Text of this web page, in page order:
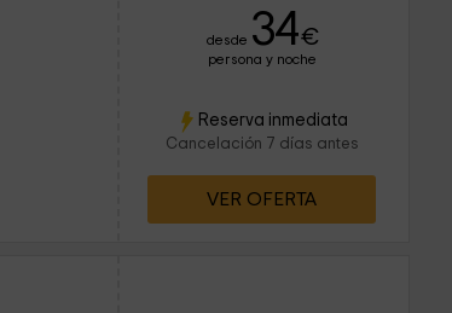
desde 34€
persona y noche
Reserva inmediata
Cancelación 7 días antes
VER OFERTA